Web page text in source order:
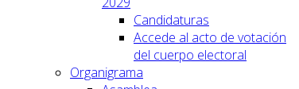
Candidaturas
Accede al acto de votación
del cuerpo electoral
Organigrama